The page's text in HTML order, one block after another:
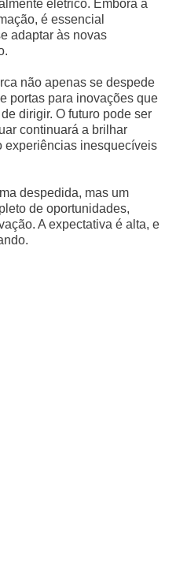
elétrico. Embora a
é essencial
adaptar às novas
não apenas se despede
portas para inovações que
dirigir. O futuro pode ser
continuará a brilhar
experiências inesquecíveis
despedida, mas um
de oportunidades,
A expectativa é alta, e